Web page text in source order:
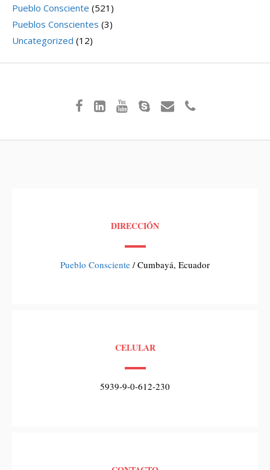
Pueblo Consciente (521)
Pueblos Conscientes (3)
Uncategorized (12)
DIRECCIÓN
Pueblo Consciente / Cumbayá, Ecuador
CELULAR
5939-9-0-612-230